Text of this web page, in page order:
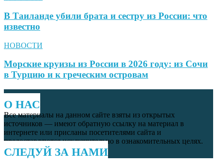
В Таиланде убили брата и сестру из России: что
известно
НОВОСТИ
Морские круизы из России в 2026 году: из Сочи
в Турцию и к греческим островам
О НАС
Все материалы на данном сайте взяты из открытых
источников — имеют обратную ссылку на материал в
интернете или присланы посетителями сайта и
предоставляются исключительно в ознакомительных целях.
СЛЕДУЙ ЗА НАМИ